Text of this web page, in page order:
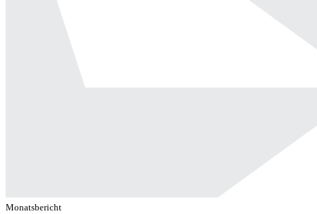
Monatsbericht